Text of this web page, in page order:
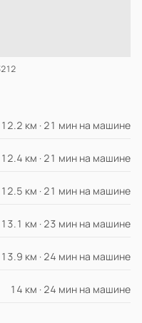
12.2 км · 21 мин на машине
12.4 км · 21 мин на машине
12.5 км · 21 мин на машине
13.1 км · 23 мин на машине
13.9 км · 24 мин на машине
14 км · 24 мин на машине